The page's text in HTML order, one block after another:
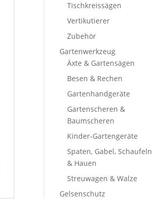
Tischkreissägen
Vertikutierer
Zubehör
Gartenwerkzeug
Äxte & Gartensägen
Besen & Rechen
Gartenhandgeräte
Gartenscheren &
Baumscheren
Kinder-Gartengeräte
Spaten, Gabel, Schaufeln
& Hauen
Streuwagen & Walze
Gelsenschutz